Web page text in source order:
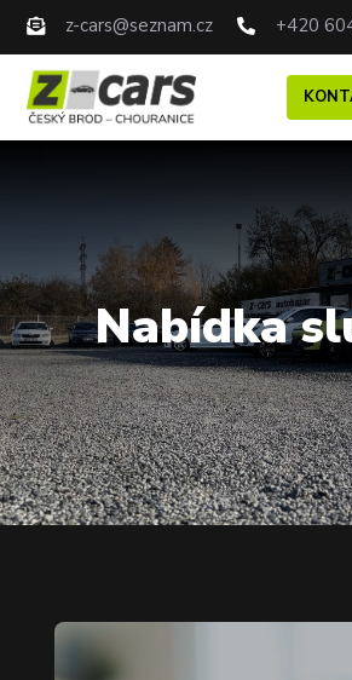
 z-cars@seznam.cz  +420
Nabídka